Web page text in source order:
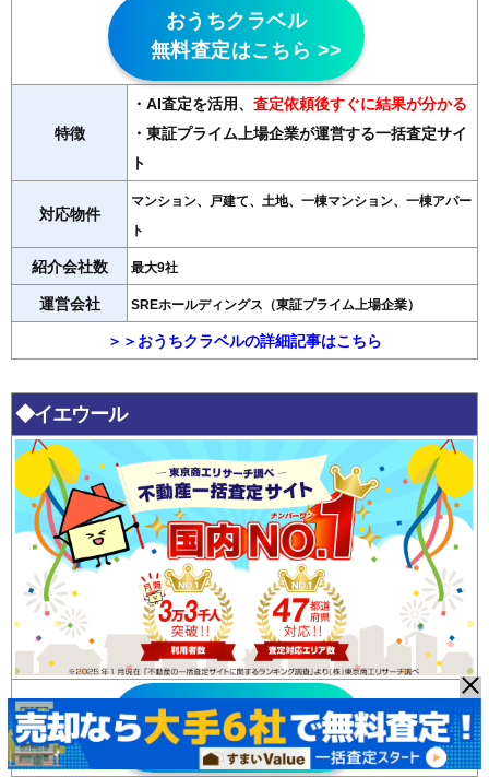
おうちクラベル
無料査定はこちら >>
特徴
・AI査定を活用、 査定依頼後すぐに結果が分かる
・東証プライム上場企業が運営する一括査定サイ
ト
対応物件
マンション、戸建て、土地、一棟マンション、一棟アパー
ト
紹介会社数 最大9社
運営会社 SREホールディングス（東証プライム上場企業）
＞＞おうちクラベルの詳細記事はこちら
◆イエウール
イエウール
無料査定はこちら >>